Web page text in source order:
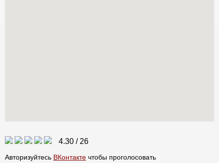
4.30 / 26
Авторизуйтесь ВКонтакте чтобы проголосовать